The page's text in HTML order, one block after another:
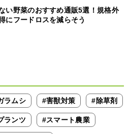
い野菜のおすすめ通販5選！規格外
にフードロスを減らそう
ラムシ #害獣対策 #除草剤
ランツ #スマート農業